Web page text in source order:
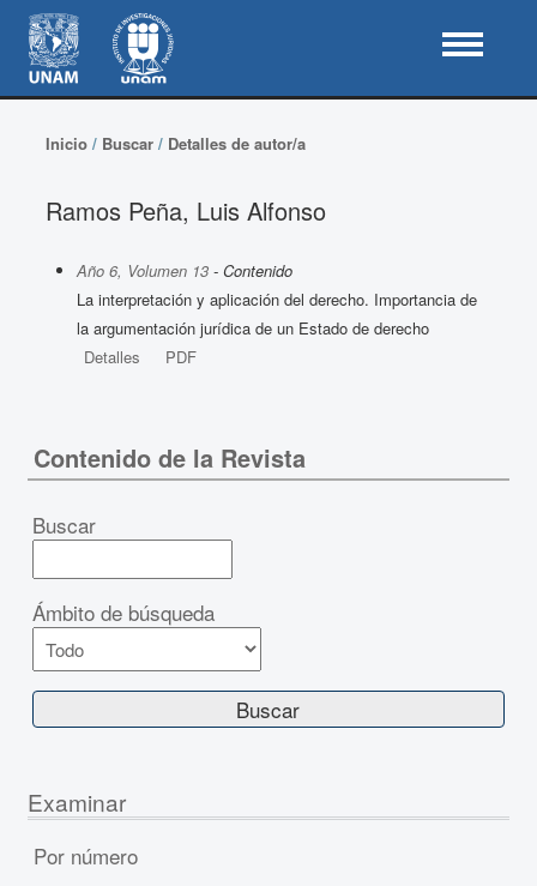
Inicio/ Buscar/ Detalles de autor/a
Ramos Peña, Luis Alfonso
Año 6, Volumen 13- Contenido
La interpretación y aplicación del derecho. Importancia de
la argumentación jurídica de un Estado de derecho
Detalles
PDF
Contenido de la Revista
Buscar
Ámbito de búsqueda
Examinar
Por número